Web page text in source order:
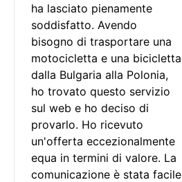
ha lasciato pienamente
soddisfatto. Avendo
bisogno di trasportare una
motocicletta e una bicicletta
dalla Bulgaria alla Polonia,
ho trovato questo servizio
sul web e ho deciso di
provarlo. Ho ricevuto
un'offerta eccezionalmente
equa in termini di valore. La
comunicazione è stata facile